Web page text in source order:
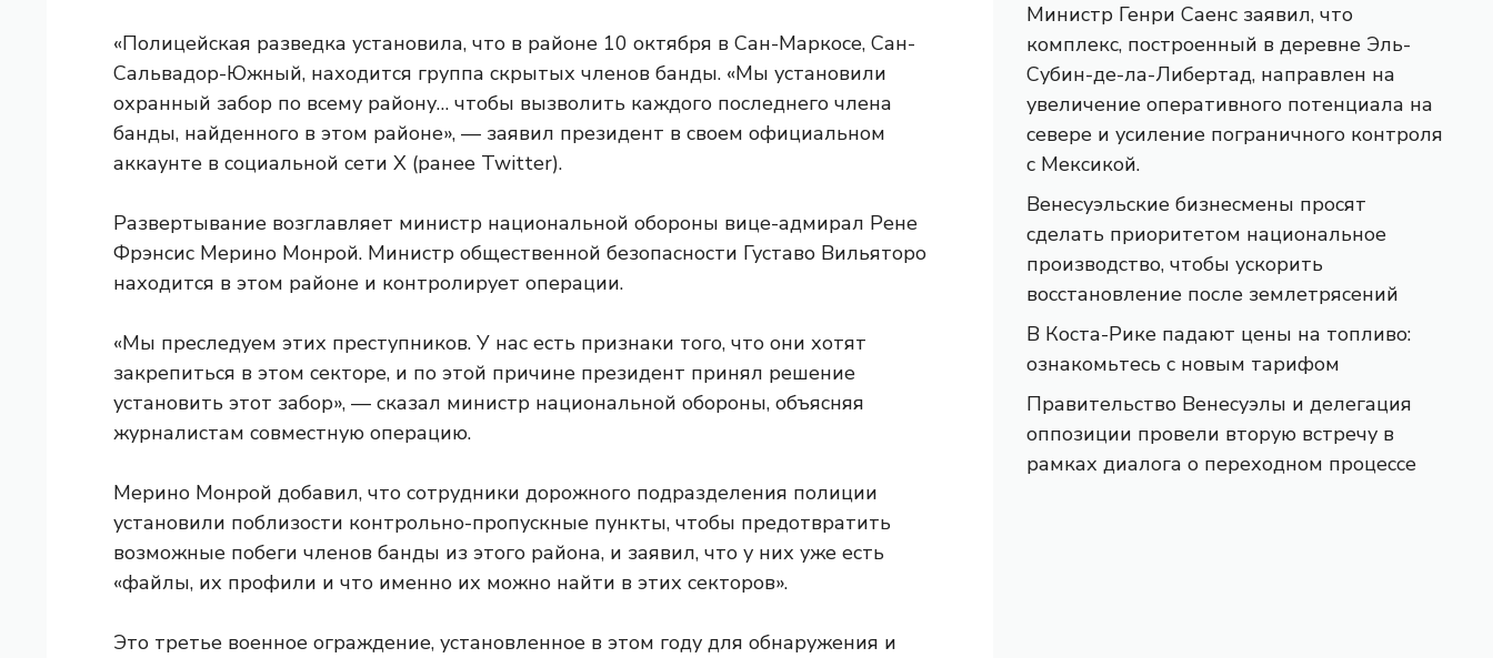
«Полицейская разведка установила, что в районе 10 октября в Сан-Маркосе, Сан-
Сальвадор-Южный, находится группа скрытых членов банды. «Мы установили
охранный забор по всему району… чтобы вызволить каждого последнего члена
банды, найденного в этом районе», — заявил президент в своем официальном
аккаунте в социальной сети X (ранее Twitter).
Развертывание возглавляет министр национальной обороны вице-адмирал Рене
Фрэнсис Мерино Монрой. Министр общественной безопасности Густаво Вильяторо
находится в этом районе и контролирует операции.
«Мы преследуем этих преступников. У нас есть признаки того, что они хотят
закрепиться в этом секторе, и по этой причине президент принял решение
установить этот забор», — сказал министр национальной обороны, объясняя
журналистам совместную операцию.
Мерино Монрой добавил, что сотрудники дорожного подразделения полиции
установили поблизости контрольно-пропускные пункты, чтобы предотвратить
возможные побеги членов банды из этого района, и заявил, что у них уже есть
«файлы, их профили и что именно их можно найти в этих секторов».
Это третье военное ограждение, установленное в этом году для обнаружения и
Министр Генри Саенс заявил, что
комплекс, построенный в деревне Эль-
Субин-де-ла-Либертад, направлен на
увеличение оперативного потенциала на
севере и усиление пограничного контроля
с Мексикой.
Венесуэльские бизнесмены просят
сделать приоритетом национальное
производство, чтобы ускорить
восстановление после землетрясений
В Коста-Рике падают цены на топливо:
ознакомьтесь с новым тарифом
Правительство Венесуэлы и делегация
оппозиции провели вторую встречу в
рамках диалога о переходном процессе